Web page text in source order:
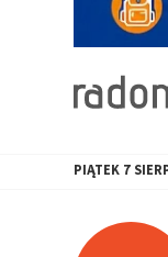
PIĄTEK 7